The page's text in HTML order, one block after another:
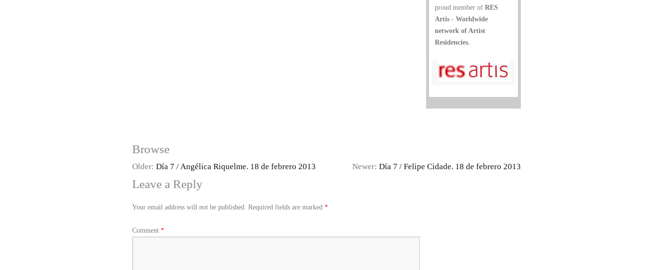
proud member of RES
Artis - Worldwide
network of Artist
Residencies.
Browse
Older: Día 7 / Angélica Riquelme. 18 de febrero 2013 Newer: Día 7 / Felipe Cidade. 18 de febrero 2013
Leave a Reply
Your email address will not be published. Required fields are marked *
Comment *